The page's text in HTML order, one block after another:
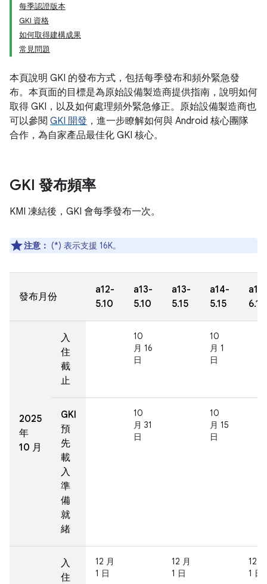
每季認證版本
GKI 資格
如何取得建構成果
常見問題
本頁說明 GKI 的發布方式，包括每季發布和頻外緊急發
布。本頁面的目標是為原始設備製造商提供指南，說明如何
取得 GKI，以及如何處理頻外緊急修正。原始設備製造商也
可以參閱 GKI 開發 ，進一步瞭解如何與 Android 核心團隊
合作，為自家產品最佳化 GKI 核心。
GKI 發布頻率
KMI 凍結後，GKI 會每季發布一次。
注意： (*) 表示支援 16K。
發布月份
a12-
5.10
a13-
5.10
a13-
5.15
a14-
5.15
6.1
2025
年
10 月
入
住
截
止
10
月 16
日
10
月 1
日
GKI
預
先
載
入
準
備
就
緒
10
月 31
日
10
月 15
日
入
住
12 月
1 日
12 月
1 日
12 月
1 日